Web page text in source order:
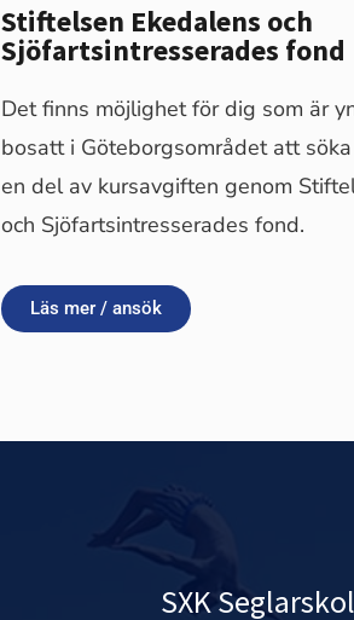
Stiftelsen Ekedalens och
Sjöfartsintresserades fond
Det finns möjlighet för dig som är
bosatt i Göteborgsområdet att
en del av kursavgiften genom
och Sjöfartsintresserades fond.
Läs mer / ansök
SXK